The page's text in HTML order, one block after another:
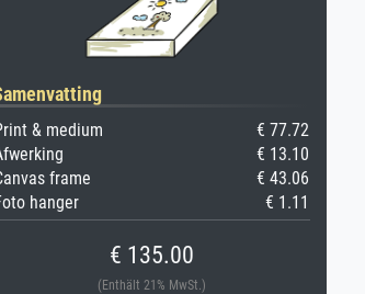
& medium
€ 77.72
€ 13.10
frame
€ 43.06
hanger
€ 1.11
€ 135.00
(Enthält 21% MwSt.)